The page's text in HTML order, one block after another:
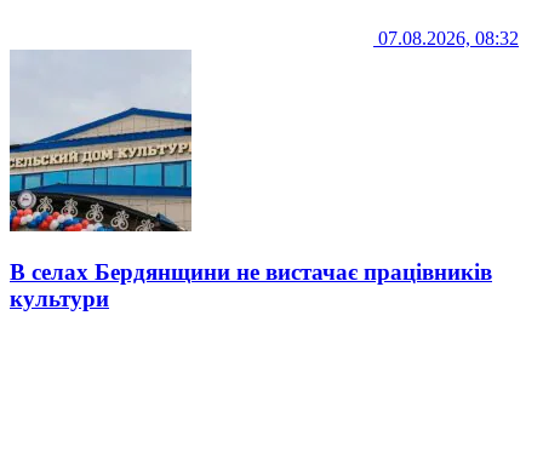
07.08.2026, 08:32
В селах Бердянщини не вистачає працівників
культури